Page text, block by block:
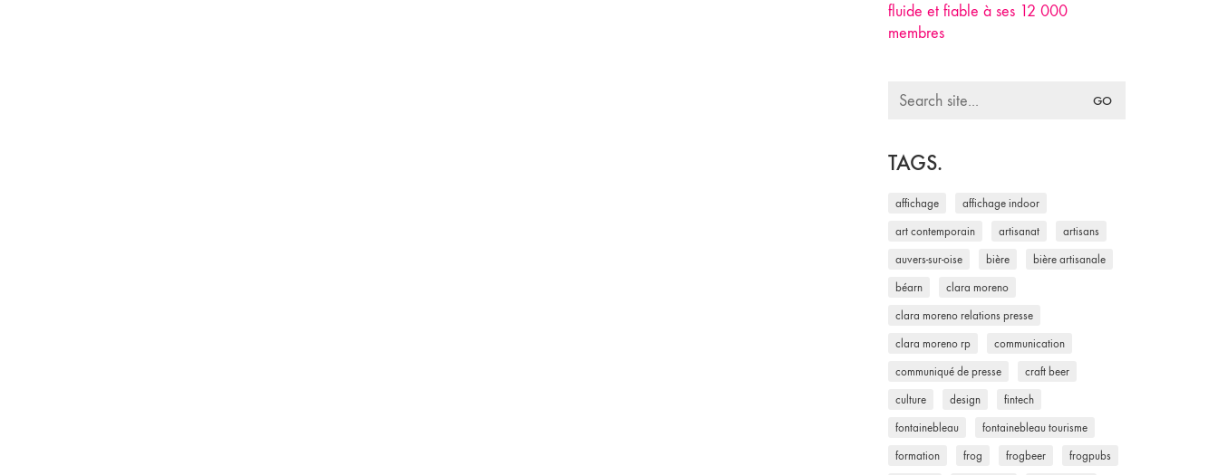
fluide et fiable à ses 12 000
membres
Search
TAGS.
affichage affichage indoor
art contemporain artisanat artisans
auvers-sur-oise bière bière artisanale
béarn clara moreno
clara moreno relations presse
clara moreno rp communication
communiqué de presse craft beer
culture design fintech
fontainebleau fontainebleau tourisme
formation frog frogbeer frogpubs